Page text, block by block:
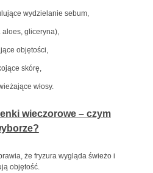
wydzielanie sebum,
gliceryna),
objętości,
skórę,
włosy.
wieczorowe – czym
że fryzura wygląda świeżo i
objętość.